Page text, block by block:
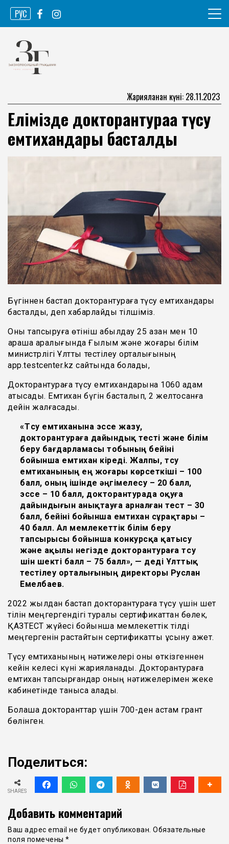
Skip
content
РУС
Законопослушный гражданин
Жарияланған күні: 28.11.2023
Елімізде докторантураға түсу
емтихандары басталды
Бүгіннен бастап докторантураға түсу емтихандары
басталды, деп хабарлайды тілшіміз.
Оны тапсыруға өтініш қабылдау 25 қазан мен 10
қараша аралығында Ғылым және жоғары білім
министрлігі Ұлттық тестілеу орталығының
app.testcenter.kz сайтында болады,
Докторантураға түсу емтихандарына 1060 адам
қатысады. Емтихан бүгін басталып, 2 желтоқсанға
дейін жалғасады.
«Түсу емтиханына эссе жазу,
докторантураға дайындық тесті және білім
беру бағдарламасы тобының бейіні
бойынша емтихан кіреді. Жалпы, түсу
емтиханының ең жоғары көрсеткіші – 100
балл, оның ішінде әңгімелесу – 20 балл,
эссе – 10 балл, докторантурада оқуға
дайындығын анықтауға арналған тест – 30
балл, бейіні бойынша емтихан сұрақтары –
40 балл. Ал мемлекеттік білім беру
тапсырысы бойынша конкурсқа қатысу
және ақылы негізде докторантураға түсу
үшін шекті балл – 75 балл», — деді Ұлттық
тестілеу орталығының директоры Руслан
Емелбаев.
2022 жылдан бастап докторантураға түсу үшін шет
тілін меңгергендігі туралы сертификаттан бөлек,
ҚАЗТЕСТ жүйесі бойынша мемлекеттік тілді
меңгергенін растайтын сертификатты ұсыну қажет.
Түсу емтиханының нәтижелері оны өткізгеннен
кейін келесі күні жарияланады. Докторантураға
емтихан тапсырғандар оның нәтижелерімен жеке
кабинетінде таныса алады.
Болашақ докторанттар үшін 700-ден астам грант
бөлінген.
Поделиться:
SHARES
Добавить комментарий
Ваш адрес email не будет опубликован. Обязательные
поля помечены *